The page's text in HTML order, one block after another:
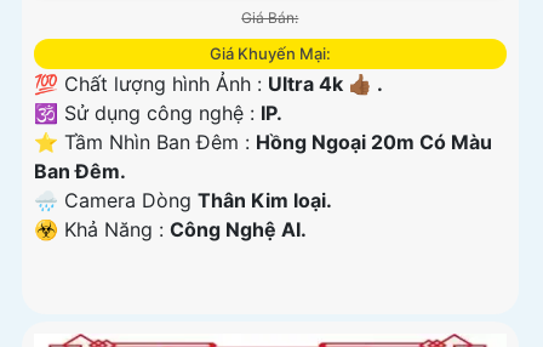
Giá Bán:
Giá Khuyến Mại:
💯 Chất lượng hình Ảnh : Ultra 4k 👍🏾 .
🕉️ Sử dụng công nghệ : IP.
⭐ Tầm Nhìn Ban Đêm : Hồng Ngoại 20m Có Màu
Ban Ðêm.
🌧️ Camera Dòng Thân Kim loại.
️☣️ Khả Năng : Công Nghệ AI.